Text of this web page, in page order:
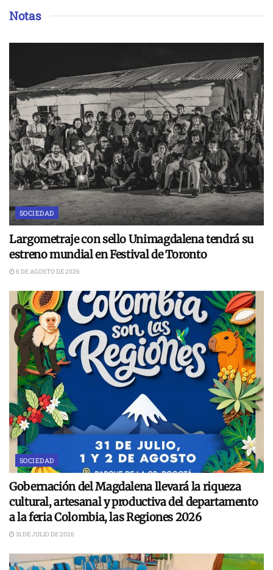
Notas
SOCIEDAD
Largometraje con sello Unimagdalena tendrá su
estreno mundial en Festival de Toronto
6 DE AGOSTO DE 2026
SOCIEDAD
Gobernación del Magdalena llevará la riqueza
cultural, artesanal y productiva del departamento
a la feria Colombia, las Regiones 2026
31 DE JULIO DE 2026